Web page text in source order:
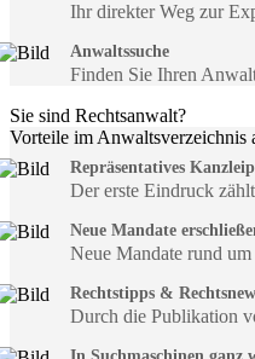
Ihr direkter Weg zur
Anwaltssuche
Finden Sie Ihren
Sie sind Rechtsanwalt?
Vorteile im Anwaltsverzeichnis
Repräsentatives
Der erste Eindruck
Neue Mandate
Neue Mandate rund
Rechtstipps &
Durch die Publikation